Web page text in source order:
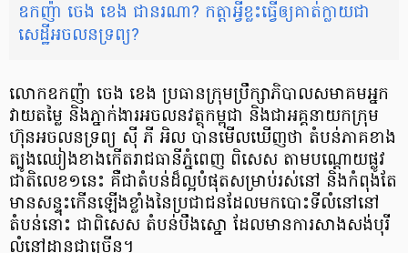
ឧកញ៉ា ចេង ខេង ជានរណា? កត្តា​អ្វី​ខ្លះ​ធ្វើ​ឲ្យ​គាត់​ក្លាយជា
សេដ្ឋីអចលនទ្រព្យ?
លោក​ឧកញ៉ា ចេង ខេង ប្រធាន​ក្រុមប្រឹក្សា​ភិបាល​សមាគម​អ្នក​
វាយ​តម្លៃ និង​ភ្នាក់ងារ​អចលន​វត្ថុ​កម្ពុជា និង​ជា​អគ្គនាយក​ក្រុម
ហ៊ុន​អចលន​ទ្រព្យ ស៊ី ភី អិល បាន​មើល​ឃើញ​ថា តំបន់​ភាគ​ខាង​
ត្បូង​ឈៀង​ខាង​កើត​រាជ​ធានី​ភ្នំពេញ ពិសេស តាម​បណ្តោយ​ផ្លូវ​
ជាតិ​លេខ​១​នេះ គឺ​ជា​តំបន់​ដ៏​ល្អ​បំផុត​សម្រាប់​រស់នៅ និង​កំពុង​តែ​
មាន​សន្ទុះកើន​ឡើង​ខ្លាំង​នៃ​ប្រជាជន​ដែល​មក​បោះ​ទីលំនៅ​នៅ​
តំបន់​នោះ ជាពិសេស តំបន់​បឹង​ស្នោ ដែល​មាន​ការ​សាងសង់​បុរី​